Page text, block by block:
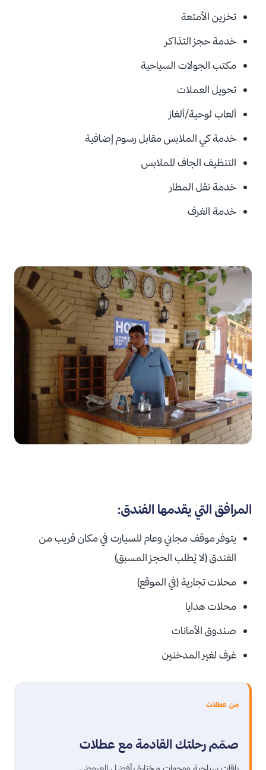
تخزين الأمتعة
خدمة حجز التذاكر
مكتب الجولات السياحية
تحويل العملات
ألعاب لوحية/ألغاز
خدمة كي الملابس مقابل رسوم إضافية
التنظيف الجاف للملابس
خدمة نقل المطار
خدمة الغرف
المرافق التي يقدمها الفندق:
يتوفر موقف مجاني وعام للسيارت في مكان قريب من
الفندق (لا يُطلب الحجز المسبق)
محلات تجارية (في الموقع)
محلات هدايا
صندوق الأمانات
غرف لغير المدخنين
من عطلات
صمّم رحلتك القادمة مع عطلات